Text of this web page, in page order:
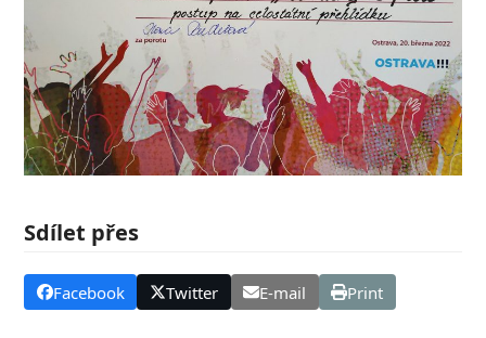
Sdílet přes
Facebook Twitter E-mail Print